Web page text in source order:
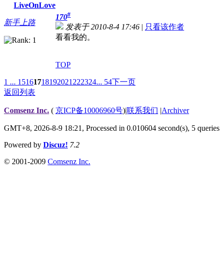
LiveOnLove
新手上路
170#
发表于 2010-8-4 17:46 | 只看该作者
看看我的。
TOP
1 ... 15161718192021 222324... 54下一页
返回列表
Comsenz Inc. ( 京ICP备10006960号)|联系我们 |Archiver
GMT+8, 2026-8-9 18:21, Processed in 0.010604 second(s), 5 queries
Powered by Discuz! 7.2
© 2001-2009 Comsenz Inc.